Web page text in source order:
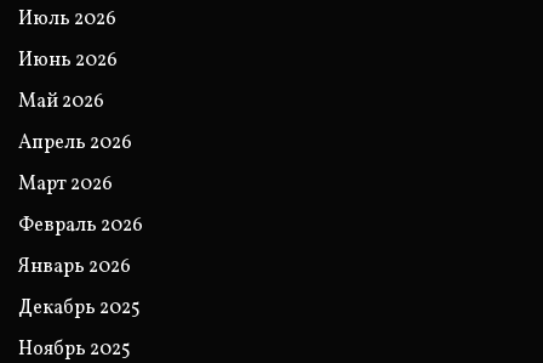
Июль 2026
Июнь 2026
Май 2026
Апрель 2026
Март 2026
Февраль 2026
Январь 2026
Декабрь 2025
Ноябрь 2025